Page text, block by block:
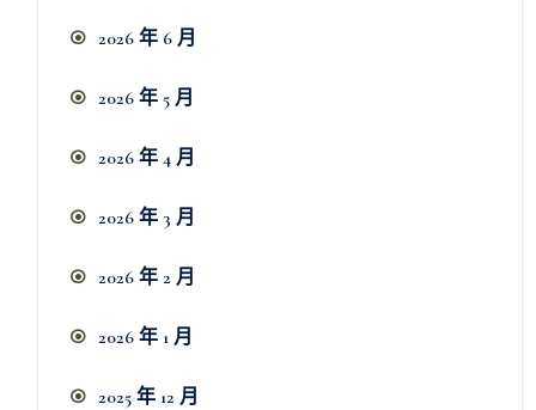
2026 年 6 月
2026 年 5 月
2026 年 4 月
2026 年 3 月
2026 年 2 月
2026 年 1 月
2025 年 12 月